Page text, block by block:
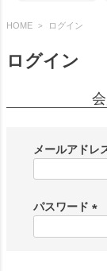
HOME ログイン
ログイン
メールアドレ
パスワード